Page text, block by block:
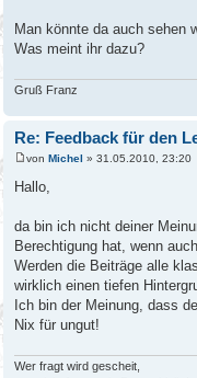
Man könnte da auch sehen
Was meint ihr dazu?
Gruß Franz
Re: Feedback für den
von Michel » 31.05.2010, 23:20
Hallo,
da bin ich nicht deiner
Berechtigung hat, wenn
Werden die Beiträge alle
wirklich einen tiefen
Ich bin der Meinung, dass
Nix für ungut!
Wer fragt wird gescheit,